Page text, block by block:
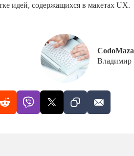
идей, содержащихся в макетах UX.
CodoMaza
Владимир